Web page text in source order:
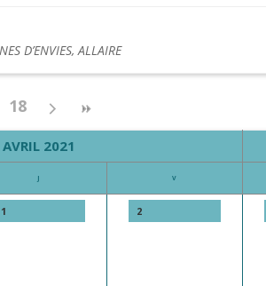
D’ENVIES, ALLAIRE
18
AVRIL 2021
J V
1 2